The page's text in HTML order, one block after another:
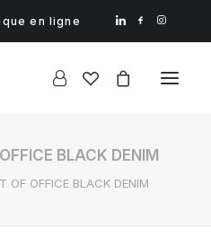
en ligne
BLACK DENIM
OF OFFICE BLACK DENIM